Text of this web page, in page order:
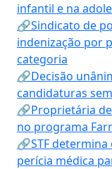
infantil e na
🔗Sindicato de
indenização por
categoria
🔗Decisão
candidaturas
🔗Proprietária
no programa
🔗STF
perícia médica